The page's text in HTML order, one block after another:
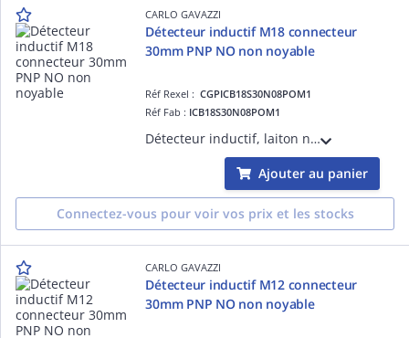
CARLO GAVAZZI
Détecteur inductif M18 connecteur
30mm PNP NO non noyable
Réf Rexel :CGPICB18S30N08POM1
Réf Fab : ICB18S30N08POM1
Détecteur inductif, laiton nickelé M18, connecteur M12, Sn 8mm, montage non encastré, corps court, sortie PNP NO, alimentation 10-36Vcc, courant de sortie max 200mA, fréquence commutation max 1,5kHz, température -25°C - +70°C IP67
Ajouter au panier
Connectez-vous pour voir vos prix et les stocks
CARLO GAVAZZI
Détecteur inductif M12 connecteur
30mm PNP NO non noyable